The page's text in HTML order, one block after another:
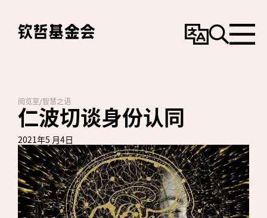
变
搜
选
阅览室/智慧之语
仁波切谈身份认同
2021年5 月4日